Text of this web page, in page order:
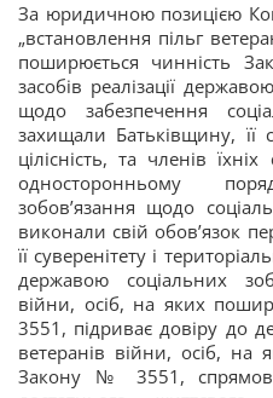
За юридичною позицією
„встановлення пільг
поширюється чинність
засобів реалізації
щодо забезпечення
захищали Батьківщину, її
цілісність, та членів
односторонньому
зобов’язання щодо
виконали свій обов’язок
її суверенітету і
державою соціальних
війни, осіб, на яких
3551, підриває довіру до
ветеранів війни, осіб, на
Закону № 3551,